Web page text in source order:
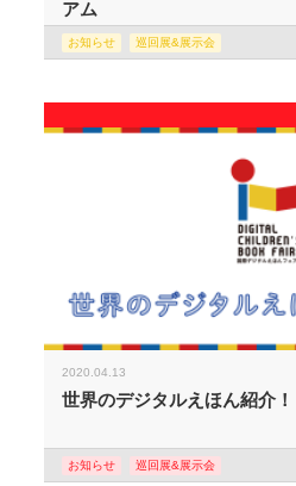
アム
お知らせ 巡回展&展示会
2020.04.13
世界のデジタルえほん紹介！
お知らせ 巡回展&展示会